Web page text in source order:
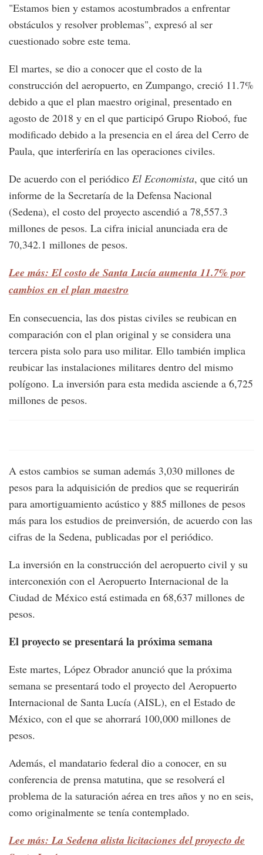
"Estamos bien y estamos acostumbrados a enfrentar
obstáculos y resolver problemas", expresó al ser
cuestionado sobre este tema.
El martes, se dio a conocer que el costo de la
construcción del aeropuerto, en Zumpango, creció 11.7%
debido a que el plan maestro original, presentado en
agosto de 2018 y en el que participó Grupo Rioboó, fue
modificado debido a la presencia en el área del Cerro de
Paula, que interferiría en las operaciones civiles.
De acuerdo con el periódico El Economista, que citó un
informe de la Secretaría de la Defensa Nacional
(Sedena), el costo del proyecto ascendió a 78,557.3
millones de pesos. La cifra inicial anunciada era de
70,342.1 millones de pesos.
Lee más: El costo de Santa Lucía aumenta 11.7% por
cambios en el plan maestro
En consecuencia, las dos pistas civiles se reubican en
comparación con el plan original y se considera una
tercera pista solo para uso militar. Ello también implica
reubicar las instalaciones militares dentro del mismo
polígono. La inversión para esta medida asciende a 6,725
millones de pesos.
A estos cambios se suman además 3,030 millones de
pesos para la adquisición de predios que se requerirán
para amortiguamiento acústico y 885 millones de pesos
más para los estudios de preinversión, de acuerdo con las
cifras de la Sedena, publicadas por el periódico.
La inversión en la construcción del aeropuerto civil y su
interconexión con el Aeropuerto Internacional de la
Ciudad de México está estimada en 68,637 millones de
pesos.
El proyecto se presentará la próxima semana
Este martes, López Obrador anunció que la próxima
semana se presentará todo el proyecto del Aeropuerto
Internacional de Santa Lucía (AISL), en el Estado de
México, con el que se ahorrará 100,000 millones de
pesos.
Además, el mandatario federal dio a conocer, en su
conferencia de prensa matutina, que se resolverá el
problema de la saturación aérea en tres años y no en seis,
como originalmente se tenía contemplado.
Lee más: La Sedena alista licitaciones del proyecto de